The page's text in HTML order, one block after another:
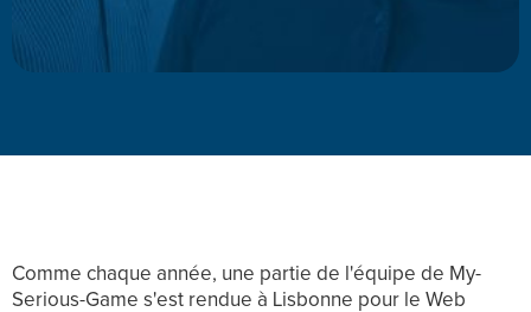
Comme chaque année, une partie de l'équipe de My-
Serious-Game s'est rendue à Lisbonne pour le Web